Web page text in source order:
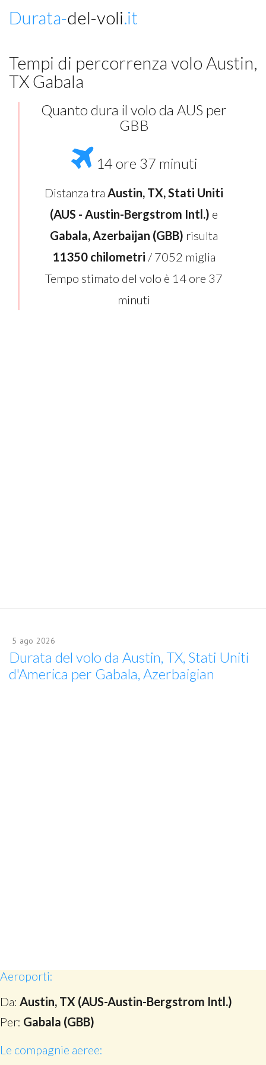
Durata-del-voli.it
Tempi di percorrenza volo Austin,
TX Gabala
Quanto dura il volo da AUS per
GBB
14 ore 37 minuti
Distanza tra Austin, TX, Stati Uniti
(AUS - Austin-Bergstrom Intl.) e
Gabala, Azerbaijan (GBB) risulta
11350 chilometri / 7052 miglia
Tempo stimato del volo è 14 ore 37
minuti
5 ago 2026
Durata del volo da Austin, TX, Stati Uniti
d'America per Gabala, Azerbaigian
Aeroporti:
Da: Austin, TX (AUS-Austin-Bergstrom Intl.)
Per: Gabala (GBB)
Le compagnie aeree: